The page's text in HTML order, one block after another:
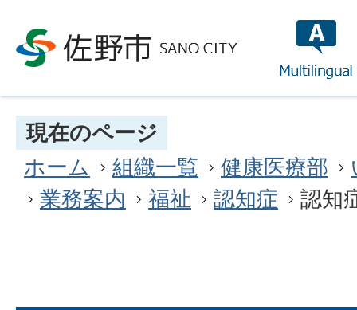
現在のページ
ホーム
組織一覧 健康医療部
業務案内
福祉 認知症 認知